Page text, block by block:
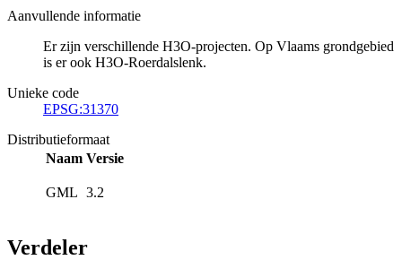
Aanvullende informatie
Er zijn verschillende H3O-projecten. Op Vlaams grondgebied
is er ook H3O-Roerdalslenk.
Unieke code
EPSG:31370
Distributieformaat
Naam Versie
GML 3.2
Verdeler